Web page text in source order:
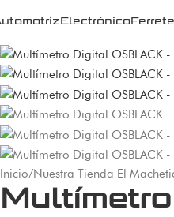
Electrónico
Inicio/Nuestra Tienda El